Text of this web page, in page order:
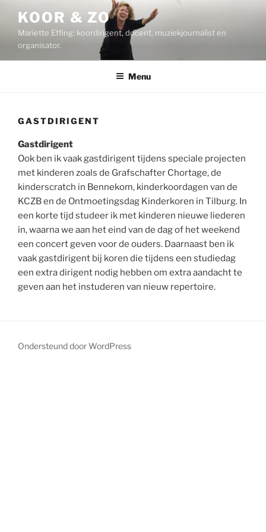
inhoud
KOOR & ZO
Mariette Effing: koordirigent, docent, muziekjournalist en
organisator.
Menu
GASTDIRIGENT
Gastdirigent
Ook ben ik vaak gastdirigent tijdens speciale projecten
met kinderen zoals de Grafschafter Chortage, de
kinderscratch in Bennekom, kinderkoordagen van de
KCZB en de Ontmoetingsdag Kinderkoren in Tilburg. In
een korte tijd studeer ik met kinderen nieuwe liederen
in, waarna we aan het eind van de dag of het weekend
een concert geven voor de ouders. Daarnaast ben ik
vaak gastdirigent bij koren die tijdens een studiedag
een extra dirigent nodig hebben om extra aandacht te
geven aan het instuderen van nieuw repertoire.
Ondersteund door WordPress